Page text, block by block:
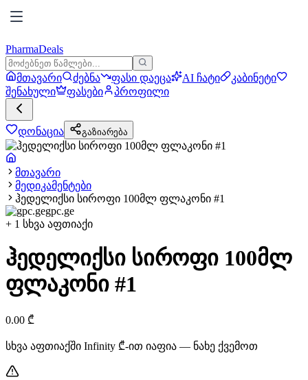
PharmaDeals
მთავარი ძებნა ფასი დაეცა AI ჩატი
კაბინეტი
შენახული
ფასები პროფილი
დონაცია გაზიარება
მთავარი
მედიკამენტები
ჰედელიქსი სიროფი 100მლ ფლაკონი #1
gpc.ge
+ 1 სხვა აფთიაქი
ჰედელიქსი სიროფი 100მლ
ფლაკონი #1
0.00 ₾
სხვა აფთიაქში Infinity ₾-ით იაფია — ნახე ქვემოთ